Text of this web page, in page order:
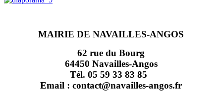
MAIRIE DE NAVAILLES-ANGOS
62 rue du Bourg
64450 Navailles-Angos
Tél. 05 59 33 83 85
Email : contact@navailles-angos.fr